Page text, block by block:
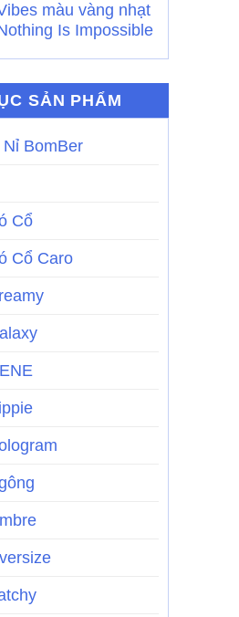
màu vàng nhạt
Is Impossible
SẢN PHẨM
BomBer
Cổ
Cổ Caro